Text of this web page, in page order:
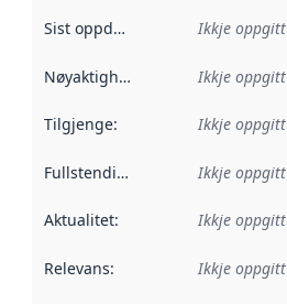
Sist oppdatert Ikkje oppgitt
Nøyaktigheit Ikkje oppgitt
Tilgjenge: Ikkje oppgitt
Fullstendigheit Ikkje oppgitt
Aktualitet: Ikkje oppgitt
Relevans: Ikkje oppgitt